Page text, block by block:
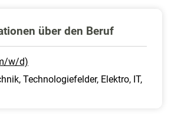
über den Beruf
w/d)
Technologiefelder, Elektro, IT,